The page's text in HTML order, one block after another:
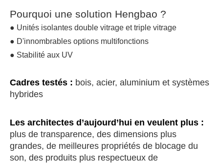
Pourquoi une solution Hengbao ?
● Unités isolantes double vitrage et triple vitrage
● D'innombrables options multifonctions
● Stabilité aux UV
Cadres testés : bois, acier, aluminium et systèmes
hybrides
Les architectes d’aujourd’hui en veulent plus :
plus de transparence, des dimensions plus
grandes, de meilleures propriétés de blocage du
son, des produits plus respectueux de